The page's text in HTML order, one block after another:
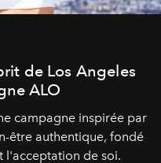
de Los Angeles
ALO
campagne inspirée par
être authentique, fondé
l'acceptation de soi.